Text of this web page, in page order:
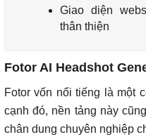
Giao diện
thân thiện
Fotor AI Headshot
Fotor vốn nổi tiếng là một
cạnh đó, nền tảng này
chân dung chuyên nghiệp